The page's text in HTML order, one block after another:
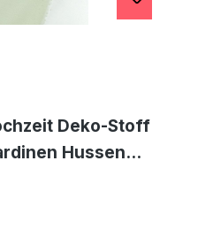
Deko-Stoff
Hussen